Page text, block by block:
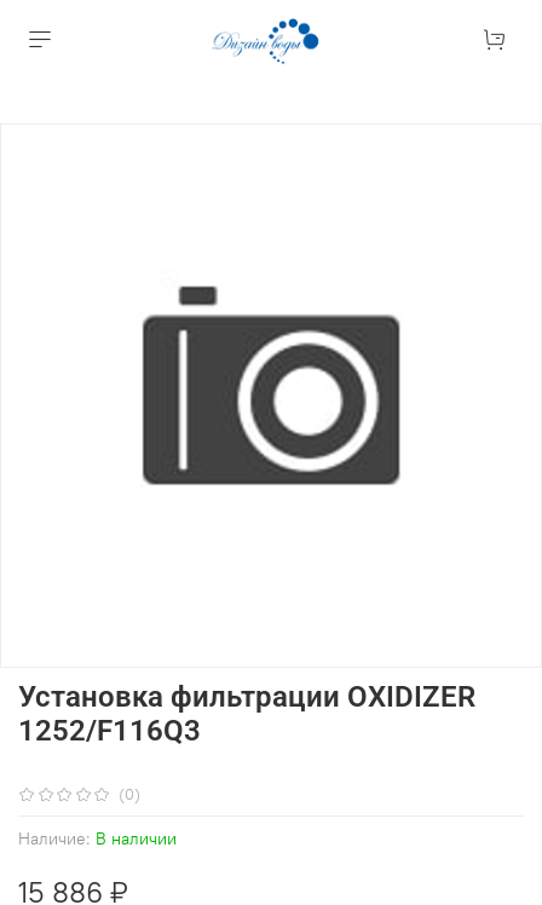
(0)
Наличие: В наличии
Установка фильтрации OXIDIZER
1252/F116Q3
15 886 ₽